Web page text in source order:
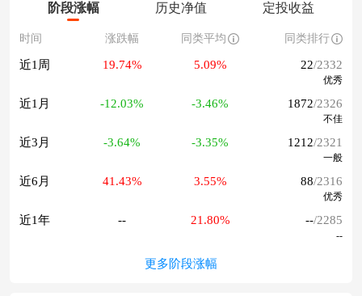
阶段涨幅 历史净值 定投收益
时间 涨跌幅 同类平均 同类排行
近1周 19.74% 5.09% 22/2332
优秀
近1月 -12.03% -3.46% 1872/2326
不佳
近3月 -3.64% -3.35% 1212/2321
一般
近6月 41.43% 3.55% 88/2316
优秀
近1年 -- 21.80% --/2285
--
更多阶段涨幅